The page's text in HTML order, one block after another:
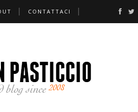
CONTATTACI